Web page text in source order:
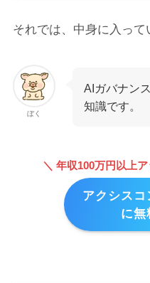
それでは、中身に入って
ぼく
AIガバナン
知識です。
＼ 年収100万円以上
アクシス
に無